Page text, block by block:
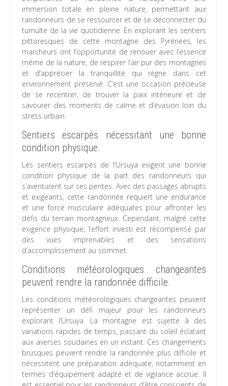
immersion totale en pleine nature, permettant aux
randonneurs de se ressourcer et de se déconnecter du
tumulte de la vie quotidienne. En explorant les sentiers
pittoresques de cette montagne des Pyrénées, les
marcheurs ont l’opportunité de renouer avec l’essence
même de la nature, de respirer l’air pur des montagnes
et d’apprécier la tranquillité qui règne dans cet
environnement préservé. C’est une occasion précieuse
de se recentrer, de trouver la paix intérieure et de
savourer des moments de calme et d’évasion loin du
stress urbain.
Sentiers escarpés nécessitant une bonne
condition physique.
Les sentiers escarpés de l’Ursuya exigent une bonne
condition physique de la part des randonneurs qui
s’aventurent sur ses pentes. Avec des passages abrupts
et exigeants, cette randonnée requiert une endurance
et une force musculaire adéquates pour affronter les
défis du terrain montagneux. Cependant, malgré cette
exigence physique, l’effort investi est récompensé par
des vues imprenables et des sensations
d’accomplissement au sommet.
Conditions météorologiques changeantes
peuvent rendre la randonnée difficile.
Les conditions météorologiques changeantes peuvent
représenter un défi majeur pour les randonneurs
explorant l’Ursuya. La montagne est sujette à des
variations rapides de temps, passant du soleil éclatant
aux averses soudaines en un instant. Ces changements
brusques peuvent rendre la randonnée plus difficile et
nécessitent une préparation adéquate, notamment en
termes d’équipement adapté et de vigilance accrue. Il